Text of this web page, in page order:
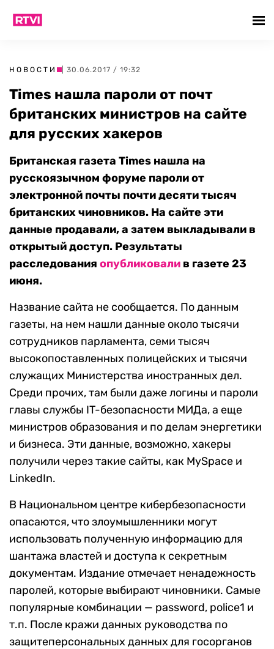
НОВОСТИ | 30.06.2017 / 19:32
Times нашла пароли от почт
британских министров на сайте
для русских хакеров
Британская газета Times нашла на
русскоязычном форуме пароли от
электронной почты почти десяти тысяч
британских чиновников. На сайте эти
данные продавали, а затем выкладывали в
открытый доступ. Результаты
расследования опубликовали в газете 23
июня.
Название сайта не сообщается. По данным
газеты, на нем нашли данные около тысячи
сотрудников парламента, семи тысяч
высокопоставленных полицейских и тысячи
служащих Министерства иностранных дел.
Среди прочих, там были даже логины и пароли
главы службы IT-безопасности МИДа, а еще
министров образования и по делам энергетики
и бизнеса. Эти данные, возможно, хакеры
получили через такие сайты, как MySpace и
LinkedIn.
В Национальном центре кибербезопасности
опасаются, что злоумышленники могут
использовать полученную информацию для
шантажа властей и доступа к секретным
документам. Издание отмечает ненадежность
паролей, которые выбирают чиновники. Самые
популярные комбинации — password, police1 и
т.п. После кражи данных руководства по
защитеперсональных данных для госорганов